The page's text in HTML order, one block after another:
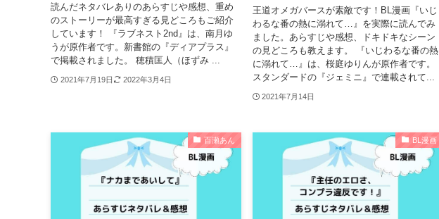
読んだネタバレありのあらすじや感想、重め
のストーリーが最高すぎる見どころもご紹介
しています！ 『ラブネスト2nd』は、南月ゆ
うが原作者です。新書館の『ディアプラス』
で掲載されました。 穂積匡人（ほずみ ...
2021年7月19日 2022年3月4日
王道オメガバースが素敵です！BL漫画『いじ
わるな番の熱に溺れて…』を実際に読んでみ
ました。あらすじや感想、ドキドキなシーン
の見どころも教えます。 『いじわるな番の熱
に溺れて…』は、桜庭ゆりんが原作者です。
スタンダードの『ジェミニ』で連載されて...
2021年7月14日
百瀬あん BL漫画